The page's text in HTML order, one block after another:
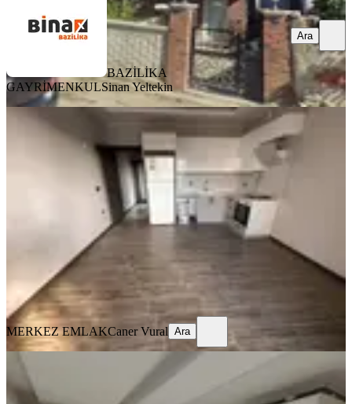
BAZİLİKA
GAYRİMENKULSinan Yeltekin
Ara
Atatürk Mahallesinde Lüks 1+1
Satılık Daire Fırsat!!!
Bergama, Atatürk Mahallesi
1+1
·50 m² Yüksek giriş ·05.08.2026
2.800.000 ₺
MERKEZ EMLAK Caner Vural
Ara
MERKEZ EMLAKCaner Vural Ara
Mega Gayrimenkulden Fatih Mah
Satılık Sıfır 2+1 Daire